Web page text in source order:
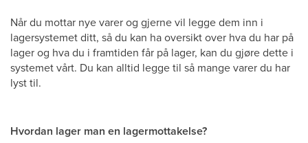
Når du mottar nye varer og gjerne vil legge dem inn i
lagersystemet ditt, så du kan ha oversikt over hva du har på
lager og hva du i framtiden får på lager, kan du gjøre dette i
systemet vårt. Du kan alltid legge til så mange varer du har
lyst til.
Hvordan lager man en lagermottakelse?